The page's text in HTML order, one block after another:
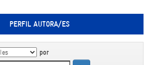
PERFIL AUTORA/ES
por